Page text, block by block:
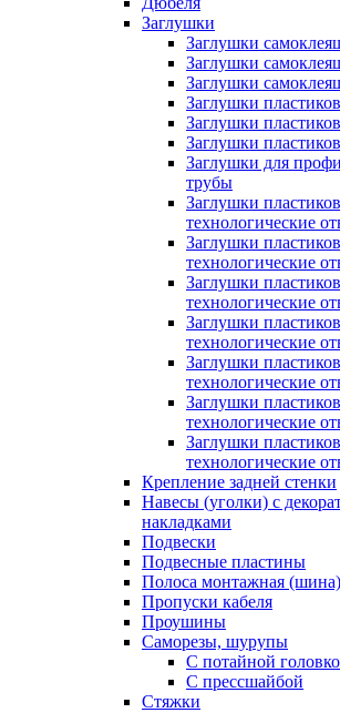
Заглушки
Заглушки
Заглушки
Заглушки
Заглушки
Заглушки
Заглушки
Заглушки для
трубы
Заглушки
технологические
Заглушки
технологические
Заглушки
технологические
Заглушки
технологические
Заглушки
технологические
Заглушки
технологические
Заглушки
технологические
Крепление задней стенки
Навесы (уголки) с
накладками
Подвески
Подвесные пластины
Полоса монтажная (шина)
Пропуски кабеля
Проушины
Саморезы, шурупы
С потайной
С прессшайбой
Стяжки